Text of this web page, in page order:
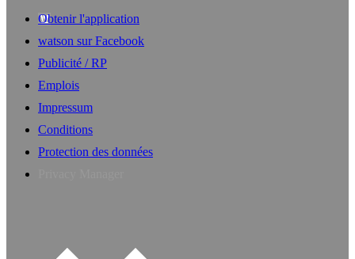
Obtenir l'application
watson sur Facebook
Publicité / RP
Emplois
Impressum
Conditions
Protection des données